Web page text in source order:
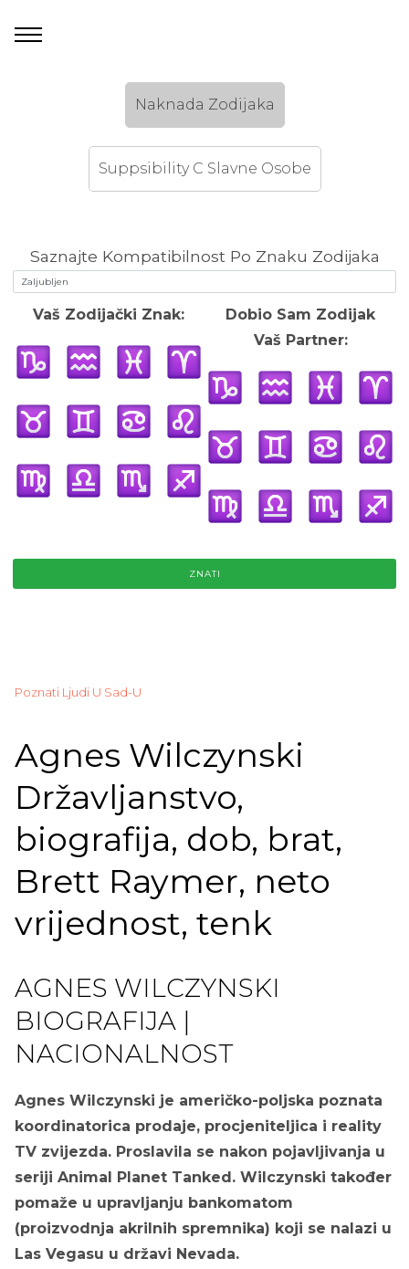
Naknada Zodijaka
Suppsibility C Slavne Osobe
Saznajte Kompatibilnost Po Znaku Zodijaka
Vaš Zodijački Znak:
Dobio Sam Zodijak
Vaš Partner:
ZNATI
Poznati Ljudi U Sad-U
Agnes Wilczynski
Državljanstvo,
biografija, dob, brat,
Brett Raymer, neto
vrijednost, tenk
AGNES WILCZYNSKI
BIOGRAFIJA |
NACIONALNOST
Agnes Wilczynski je američko-poljska poznata
koordinatorica prodaje, procjeniteljica i reality
TV zvijezda. Proslavila se nakon pojavljivanja u
seriji Animal Planet Tanked. Wilczynski također
pomaže u upravljanju bankomatom
(proizvodnja akrilnih spremnika) koji se nalazi u
Las Vegasu u državi Nevada.